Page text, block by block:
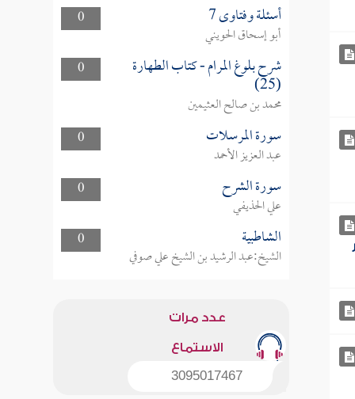
0 أسئلة وفتاوى 7
أبو إسحاق الحويني
0
شرح بلوغ المرام - كتاب الطهارة
(25)
محمد بن صالح العثيمين
0
سورة المرسلات
عبد العزيز الأحمد
0
سورة الشرح
علي الحذيفي
0
الشاطبية
الشيخ:عبد الرشيد بن الشيخ علي صوفي
عدد مرات
الاستماع
3095017467